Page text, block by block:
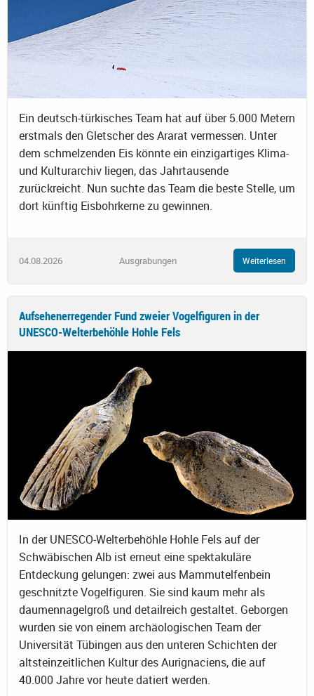
Ein deutsch-türkisches Team hat auf über 5.000 Metern
erstmals den Gletscher des Ararat vermessen. Unter
dem schmelzenden Eis könnte ein einzigartiges Klima-
und Kulturarchiv liegen, das Jahrtausende
zurückreicht. Nun suchte das Team die beste Stelle, um
dort künftig Eisbohrkerne zu gewinnen.
04.08.2026 Ausgrabungen Weiterlesen
Aufsehenerregender Fund zweier Vogelfiguren in der
UNESCO-Welterbehöhle Hohle Fels
In der UNESCO-Welterbehöhle Hohle Fels auf der
Schwäbischen Alb ist erneut eine spektakuläre
Entdeckung gelungen: zwei aus Mammutelfenbein
geschnitzte Vogelfiguren. Sie sind kaum mehr als
daumennagelgroß und detailreich gestaltet. Geborgen
wurden sie von einem archäologischen Team der
Universität Tübingen aus den unteren Schichten der
altsteinzeitlichen Kultur des Aurignaciens, die auf
40.000 Jahre vor heute datiert werden.